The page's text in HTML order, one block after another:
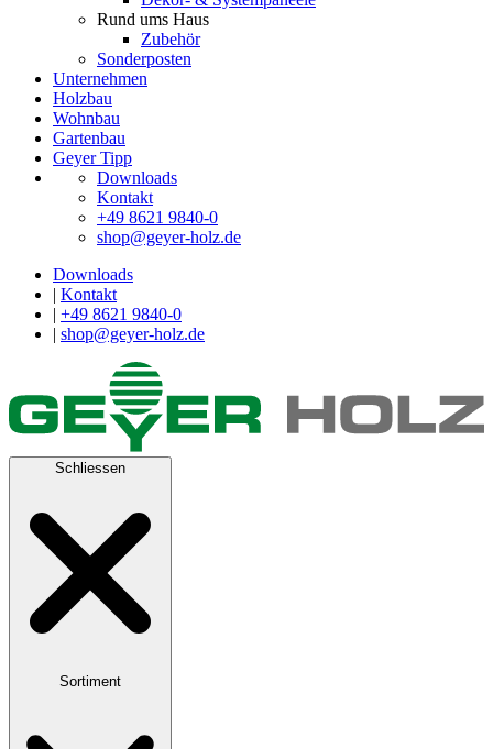
Rund ums Haus
Zubehör
Sonderposten
Unternehmen
Holzbau
Wohnbau
Gartenbau
Geyer Tipp
Downloads
Kontakt
+49 8621 9840-0
shop@geyer-holz.de
Downloads
| Kontakt
| +49 8621 9840-0
| shop@geyer-holz.de
Schliessen
Sortiment